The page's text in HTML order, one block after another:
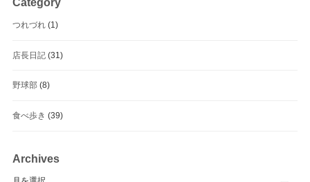
つれづれ(1)
店長日記(31)
野球部(8)
食べ歩き (39)
Archives